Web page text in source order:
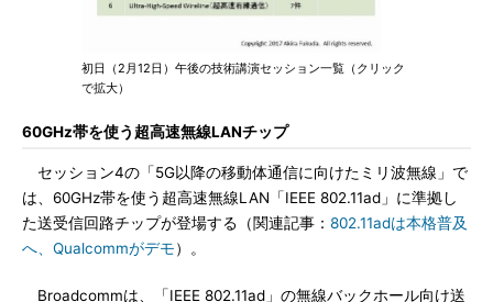
初日（2月12日）午後の技術講演セッション一覧（クリック
で拡大）
60GHz帯を使う超高速無線LANチップ
セッション4の「5G以降の移動体通信に向けたミリ波無線」で
は、60GHz帯を使う超高速無線LAN「IEEE 802.11ad」に準拠し
た送受信回路チップが登場する（関連記事： 802.11adは本格普及
へ、Qualcommがデモ）。
Broadcommは、「IEEE 802.11ad」の無線バックホール向け送